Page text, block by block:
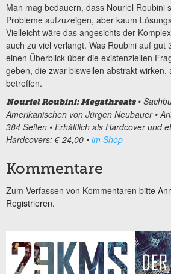
Man mag bedauern, dass Nouriel Roubini
Probleme aufzuzeigen, aber kaum
Vielleicht wäre das angesichts der
auch zu viel verlangt. Was Roubini auf gut
einen Überblick über die existenziellen
geben, die zwar bisweilen abstrakt wirken,
betreffen.
Nouriel Roubini: Megathreats•
Amerikanischen von Jürgen Neubauer •
384 Seiten • Erhältlich als Hardcover und
Hardcovers: € 24,00 • im Shop
Kommentare
Zum Verfassen von Kommentaren bitte
Registrieren.